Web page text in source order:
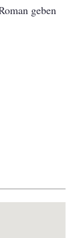
geben